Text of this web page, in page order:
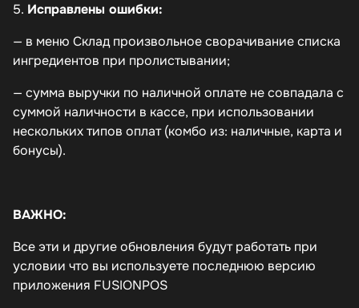
5. Исправлены ошибки:
— в меню Склад произвольное сворачивание списка
ингредиентов при пролистывании;
— сумма выручки по наличной оплате не совпадала с
суммой наличности в кассе, при использовании
нескольких типов оплат (комбо из: наличные, карта и
бонусы).
ВАЖНО:
Все эти и другие обновления будут работать при
условии что вы используете последнюю версию
приложения FUSIONPOS